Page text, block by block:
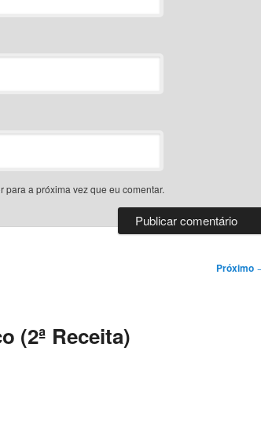
a próxima vez que eu comentar.
Próximo
(2ª Receita)